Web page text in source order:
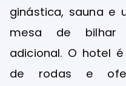
ginástica, sauna e
mesa de bilhar
adicional. O hotel
de rodas e